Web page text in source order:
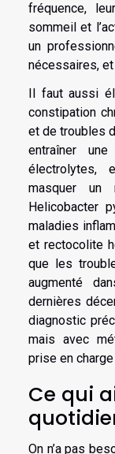
fréquence,
sommeil et
un
nécessaires,
Il faut aussi
constipation
et de troubles
entraîner
électrolytes,
masquer
Helicobacter
maladies
et rectocolite
que les
augmenté
dernières
diagnostic
mais avec
prise en
Ce qui
On n’a pas